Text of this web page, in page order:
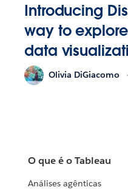
Introducing
way to
data
Olivia DiGiacomo
O que é o Tableau
Análises agênticas